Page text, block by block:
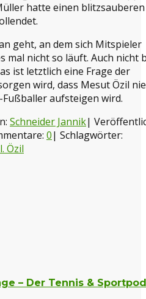
hatte einen blitzsauberen
geht, an dem sich Mitspieler
mal nicht so läuft. Auch nicht
ist letztlich eine Frage der
wird, dass Mesut Özil
Fußballer aufsteigen wird.
Schneider Jannik|
0| Schlagwörter:
Özil
– Der Tennis &